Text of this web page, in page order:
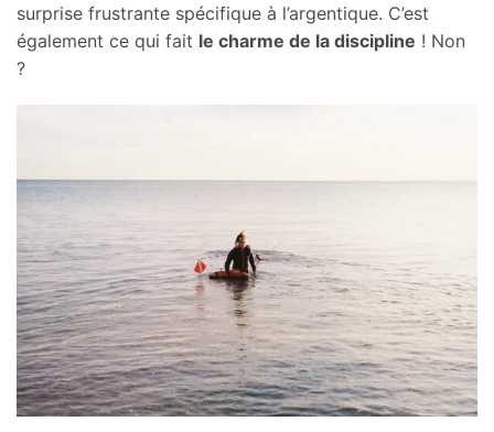
surprise frustrante spécifique à l’argentique. C’est
également ce qui fait le charme de la discipline ! Non
?